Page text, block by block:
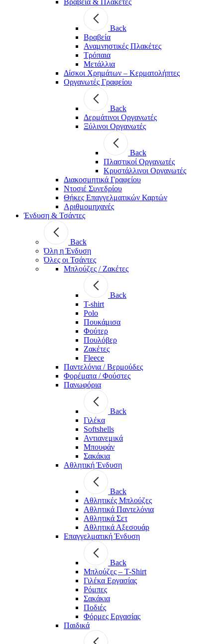
Back
Βραβεία
Αναμνηστικές Πλακέτες
Τρόπαια
Μετάλλια
Δίσκοι Χρημάτων – Κερματολήπτες
Οργανωτές Γραφείου
Back
Δερμάτινοι Οργανωτές
Ξύλινοι Οργανωτές
Back
Πλαστικοί Οργανωτές
Κρυστάλλινοι Οργανωτές
Διακοσμητικά Γραφείου
Ντοσιέ Συνεδρίου
Θήκες Επαγγελματικών Καρτών
Αριθμομηχανές
Ένδυση & Τσάντες
Back
Όλη η Ένδυση
Όλες οι Τσάντες
Μπλούζες / Ζακέτες
Back
T-shirt
Polo
Πουκάμισα
Φούτερ
Πουλόβερ
Ζακέτες
Fleece
Παντελόνια / Βερμούδες
Φορέματα / Φούστες
Πανωφόρια
Back
Γιλέκα
Softshells
Αντιανεμικά
Μπουφάν
Σακάκια
Αθλητική Ένδυση
Back
Aθλητικές Μπλούζες
Αθλητικά Παντελόνια
Αθλητικά Σετ
Αθλητικά Αξεσουάρ
Επαγγελματική Ένδυση
Back
Μπλούζες – T-Shirt
Γιλέκα Εργασίας
Ρόμπες
Σακάκια
Ποδιές
Φόρμες Εργασίας
Παιδικά